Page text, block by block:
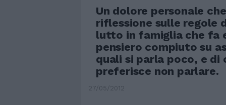
Un dolore personale
riflessione sulle regole
lutto in famiglia che fa
pensiero compiuto su
quali si parla poco, e di
preferisce non parlare.
27/05/2012